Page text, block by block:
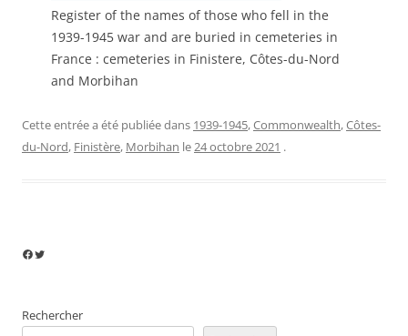
Register of the names of those who fell in the
1939-1945 war and are buried in cemeteries in
France : cemeteries in Finistere, Côtes-du-Nord
and Morbihan
Cette entrée a été publiée dans 1939-1945,Commonwealth,Côtes-
du-Nord, Finistère, Morbihan le24 octobre 2021 .
Facebook
Twitter
Rechercher